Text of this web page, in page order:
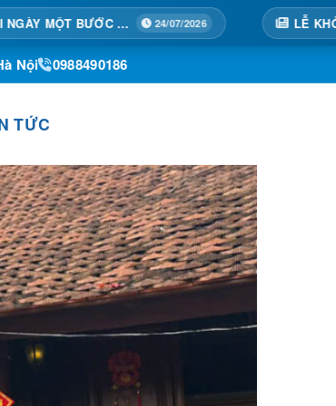
24/07/2026
Nội 0988490186
TỨC